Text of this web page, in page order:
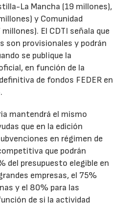
La Mancha (19 millones),
y Comunidad
El CDTI señala que
son provisionales y podrán
se publique la
en función de la
de fondos FEDER en
mantendrá el mismo
que en la edición
en régimen de
que podrán
del presupuesto elegible en
empresas, el 75%
y el 80% para las
de si la actividad